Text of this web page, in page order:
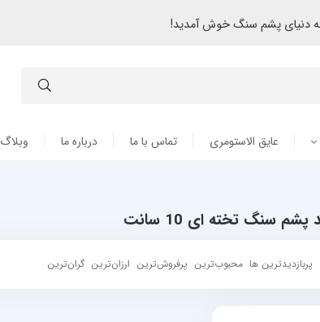
دنیای پشم سنگ خوش آمدید!
عایق الاستومری تماس با ما درباره ما وبلاگ
سنگ تخته ای 10 سانت
پربازدیدترین ها محبوب‌‌ترین پرفروش‌ترین ارزان‌ترین گران‌ترین